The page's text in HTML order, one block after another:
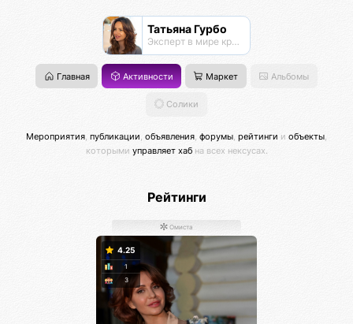
Татьяна Гурбо
Эксперт в мире красоты, проводник энергий, мастер энергопрактик
Главная Активности Маркет Альбомы
Солики
Мероприятия публикации объявления форумы рейтинги и объекты
которыми управляет хабна всех нексусах.
Рейтинги
Омиста
4.25
3
1